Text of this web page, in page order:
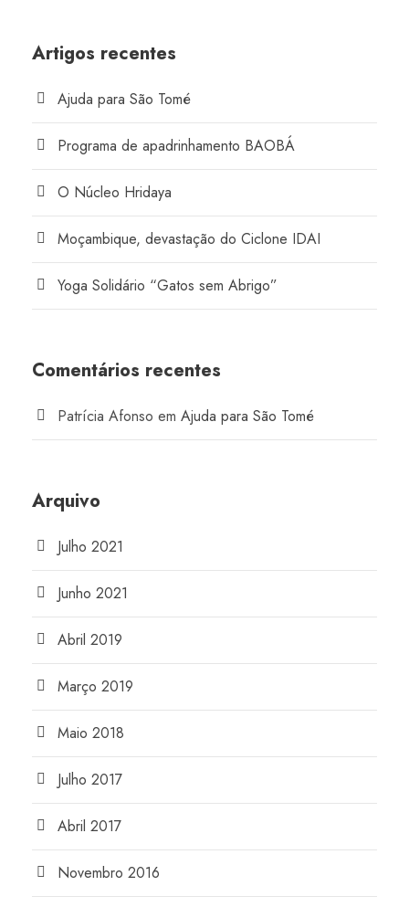
Artigos recentes
Ajuda para São Tomé
Programa de apadrinhamento BAOBÁ
O Núcleo Hridaya
Moçambique, devastação do Ciclone IDAI
Yoga Solidário “Gatos sem Abrigo”
Comentários recentes
Patrícia Afonso em Ajuda para São Tomé
Arquivo
Julho 2021
Junho 2021
Abril 2019
Março 2019
Maio 2018
Julho 2017
Abril 2017
Novembro 2016